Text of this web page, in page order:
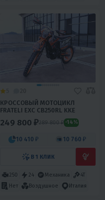
КРОССОВЫЙ МОТОЦИКЛ
FRATELI EXC CB250RL KKE
249 800 ₽289 800 ₽ -14%
10 410 ₽ 10 760 ₽
В 1 КЛИК
250 24 Механика
4T
Нет
Воздушное Италия